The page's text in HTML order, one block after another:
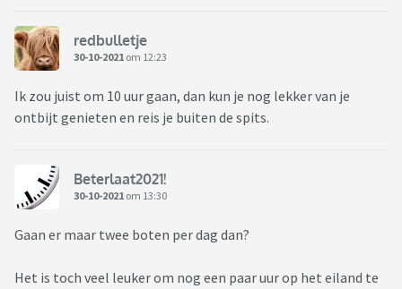
redbulletje
30-10-2021 om 12:23
Ik zou juist om 10 uur gaan, dan kun je nog lekker van je
ontbijt genieten en reis je buiten de spits.
Beterlaat2021!
30-10-2021 om 13:30
Gaan er maar twee boten per dag dan?
Het is toch veel leuker om nog een paar uur op het eiland te